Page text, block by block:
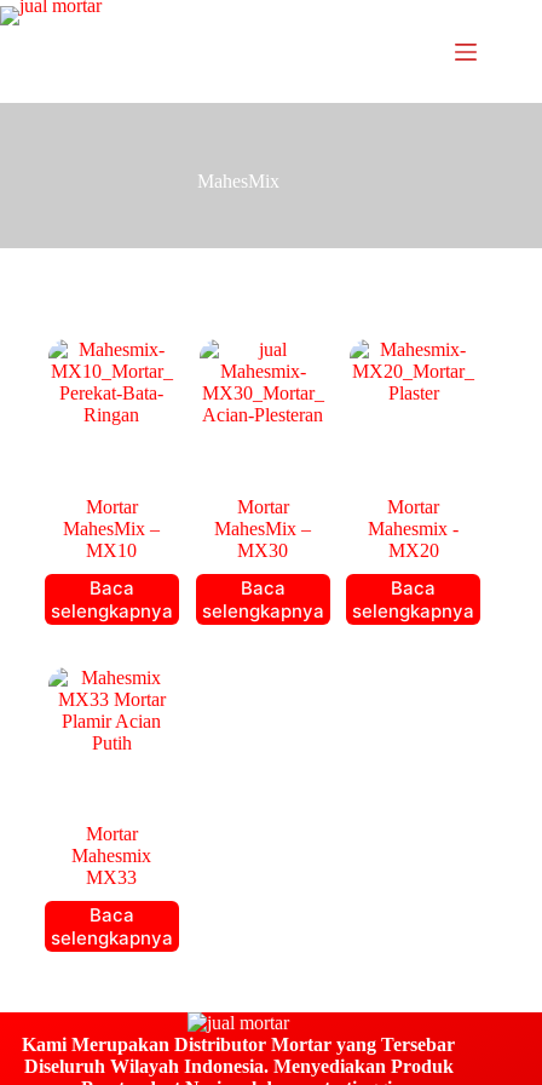
MahesMix
Mortar
MahesMix –
MX10
Baca
selengkapnya
Mortar
MahesMix –
MX30
Baca
selengkapnya
Mortar
Mahesmix -
MX20
Baca
selengkapnya
Mortar
Mahesmix
MX33
Baca
selengkapnya
Kami Merupakan Distributor Mortar yang Tersebar
Diseluruh Wilayah Indonesia. Menyediakan Produk